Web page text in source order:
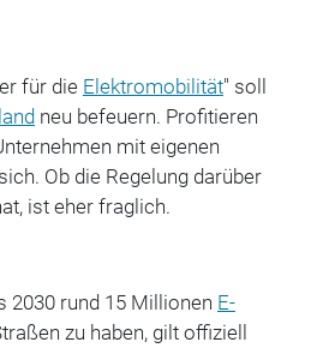
für die Elektromobilität" soll
neu befeuern. Profitieren
mit eigenen
Ob die Regelung darüber
ist eher fraglich.
2030 rund 15 Millionen E-
zu haben, gilt offiziell